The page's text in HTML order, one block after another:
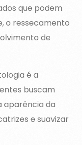
que podem
o ressecamento
de
é a
buscam
aparência da
e suavizar